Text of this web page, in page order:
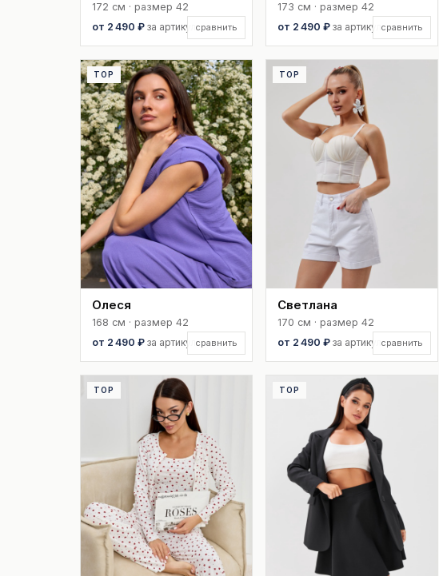
сравнить
172 см · размер 42
от 2 490 ₽ за артикул сравнить
173 см · размер 42
от 2 490 ₽ за артикул
сравнить
TOP
Олеся
168 см · размер 42
от 2 490 ₽ за артикул сравнить
TOP
Светлана
170 см · размер 42
от 2 490 ₽ за артикул
TOP TOP